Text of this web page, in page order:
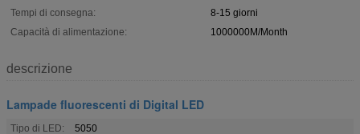
Tempi di consegna:
8-15 giorni
Capacità di alimentazione:
1000000M/Month
descrizione
Lampade fluorescenti di Digital LED
Tipo di LED:
5050